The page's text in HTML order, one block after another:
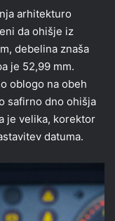
arhitekturo
da ohišje iz
debelina znaša
je 52,99 mm.
oblogo na obeh
safirno dno ohišja
je velika, korektor
datuma.